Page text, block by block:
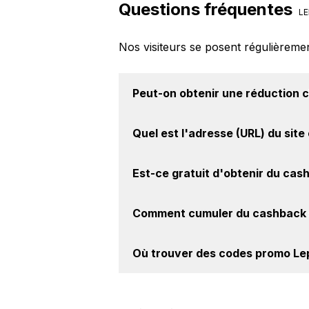
Questions fréquentes
Nos visiteurs se posent
Peut-on obtenir une réduction
site web de Lepape. Ce montant
Quel est l'adresse (URL) du site
intéressant de vérifier l'URL du
Est-ce gratuit d'obtenir du
Lepape. Oui, c'est donc gratuit
Comment cumuler du cashback
cashback, réalisez votre achat, et
Où trouver des codes promo